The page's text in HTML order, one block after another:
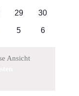
0
29
0
30
0
5
0
6
Ansicht